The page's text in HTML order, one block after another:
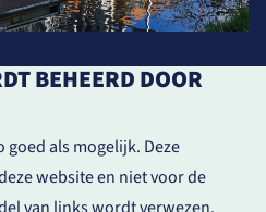
BEHEERD DOOR
goed als mogelijk. Deze
website en niet voor de